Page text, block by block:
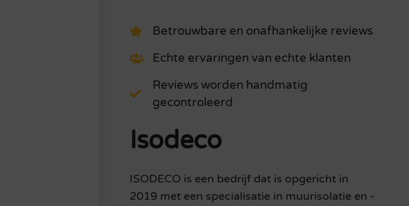
Betrouwbare en onafhankelijke reviews
Echte ervaringen van echte klanten
Reviews worden handmatig
gecontroleerd
Isodeco
ISODECO is een bedrijf dat is opgericht in
2019 met een specialisatie in muurisolatie en -